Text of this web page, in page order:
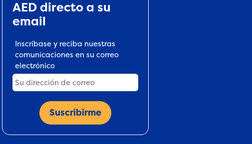
AED directo a su
email
Inscríbase y reciba nuestras
comunicaciones en su correo
electrónico